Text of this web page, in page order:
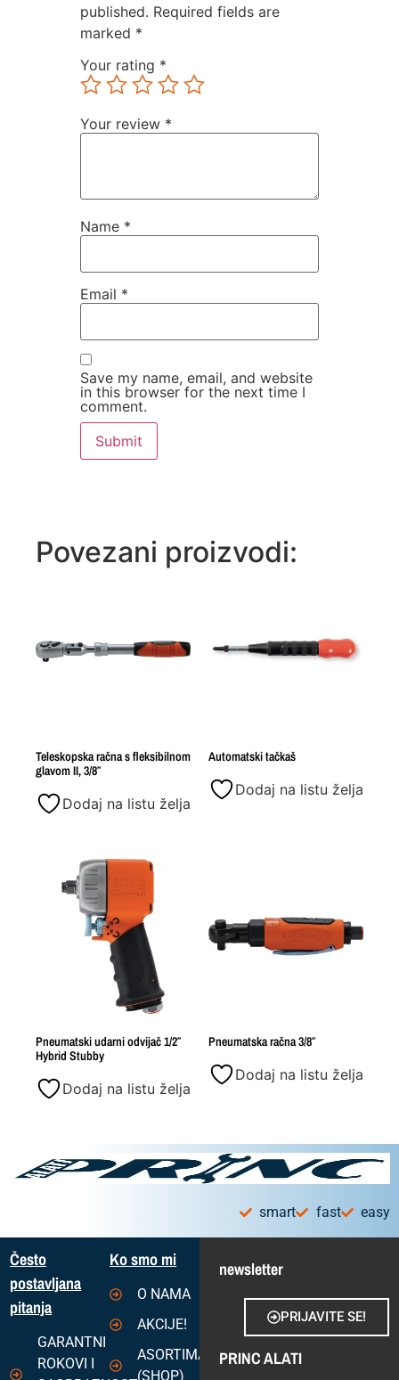
published. Required fields are
marked *
Your rating *
Your review *
Name *
Email *
Save my name, email, and website
in this browser for the next time I
comment.
Povezani proizvodi:
Teleskopska račna s fleksibilnom
glavom II, 3/8″
Dodaj na listu želja
Automatski tačkaš
Dodaj na listu želja
Pneumatski udarni odvijač 1/2″
Hybrid Stubby
Dodaj na listu želja
Pneumatska račna 3/8″
Dodaj na listu želja
smart fast easy
Često
postavljana
pitanja
GARANTNI
ROKOVI I
Ko smo mi
O NAMA
AKCIJE!
ASORTIMAN
(SHOP)
newsletter
PRIJAVITE SE!
PRINC ALATI